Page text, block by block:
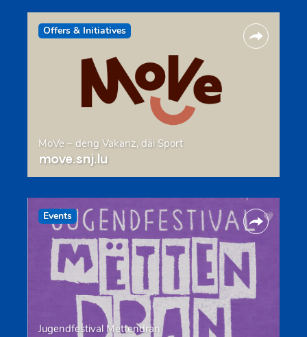
Offers & Initiatives
MoVe – deng Vakanz, däi Sport
move.snj.lu
Events
Jugendfestival Mëttendran